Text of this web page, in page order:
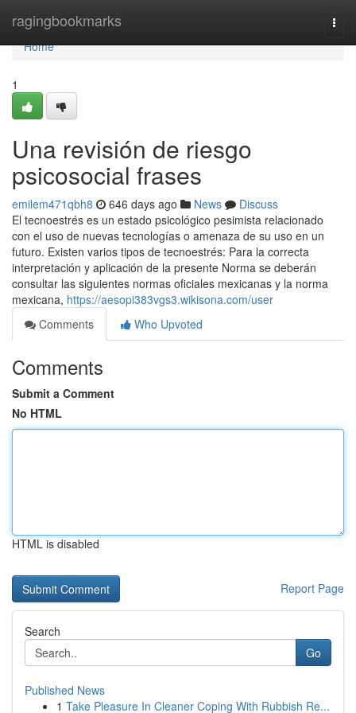
ragingbookmarks
Home
Home
1
Una revisión de riesgo
psicosocial frases
emilem471qbh8 646 days ago News
Discuss
El tecnoestrés es un estado psicológico pesimista relacionado
con el uso de nuevas tecnologías o amenaza de su uso en un
futuro. Existen varios tipos de tecnoestrés: Para la correcta
interpretación y aplicación de la presente Norma se deberán
consultar las siguientes normas oficiales mexicanas y la norma
mexicana, https://aesopi383vgs3.wikisona.com/user
Comments
Who Upvoted
Comments
Submit a Comment
No HTML
HTML is disabled
Report Page
Search
Go
Published News
1 Take Pleasure In Cleaner Coping With Rubbish Re...